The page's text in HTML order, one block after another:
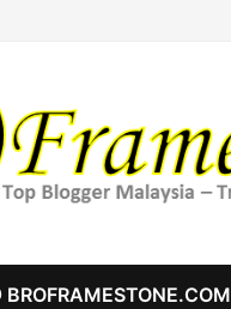
BROFRAMESTONE.COM